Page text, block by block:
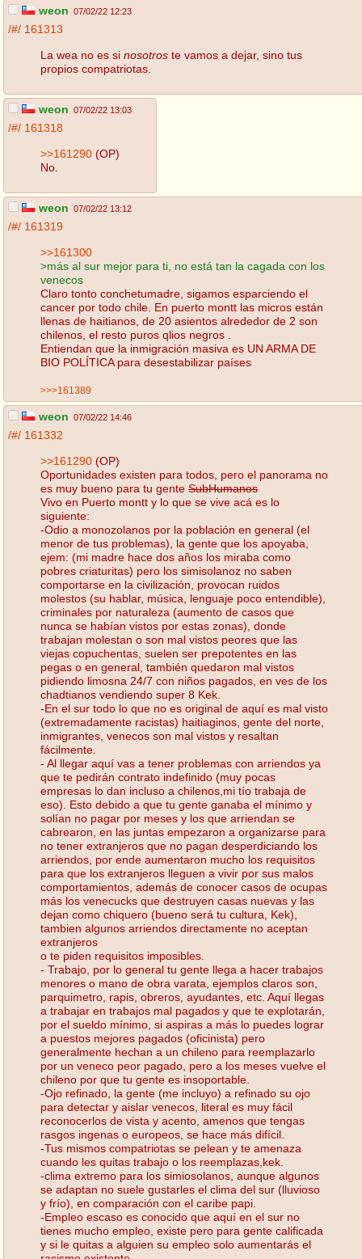
weon 07/02/22 12:23
/#/ 161313
La wea no es si nosotros te vamos a dejar, sino tus
propios compatriotas.
weon 07/02/22 13:03
/#/ 161318
>>161290 (OP)
No.
weon 07/02/22 13:12
/#/ 161319
>>161300
>más al sur mejor para ti, no está tan la cagada con los
venecos
Claro tonto conchetumadre, sigamos esparciendo el
cancer por todo chile. En puerto montt las micros están
llenas de haitianos, de 20 asientos alrededor de 2 son
chilenos, el resto puros qlios negros .
Entiendan que la inmigración masiva es UN ARMA DE
BIO POLÍTICA para desestabilizar países
>>>161389
weon 07/02/22 14:46
/#/ 161332
>>161290 (OP)
Oportunidades existen para todos, pero el panorama no
es muy bueno para tu gente SubHumanos
Vivo en Puerto montt y lo que se vive acá es lo
siguiente:
-Odio a monozolanos por la población en general (el
menor de tus problemas), la gente que los apoyaba,
ejem: (mi madre hace dos años los miraba como
pobres criaturitas) pero los simisolanoz no saben
comportarse en la civilización, provocan ruidos
molestos (su hablar, música, lenguaje poco entendible),
criminales por naturaleza (aumento de casos que
nunca se habían vistos por estas zonas), donde
trabajan molestan o son mal vistos peores que las
viejas copuchentas, suelen ser prepotentes en las
pegas o en general, también quedaron mal vistos
pidiendo limosna 24/7 con niños pagados, en ves de los
chadtianos vendiendo super 8 Kek.
-En el sur todo lo que no es original de aquí es mal visto
(extremadamente racistas) haitiaginos, gente del norte,
inmigrantes, venecos son mal vistos y resaltan
fácilmente.
- Al llegar aquí vas a tener problemas con arriendos ya
que te pedirán contrato indefinido (muy pocas
empresas lo dan incluso a chilenos,mi tío trabaja de
eso). Esto debido a que tu gente ganaba el mínimo y
solían no pagar por meses y los que arriendan se
cabrearon, en las juntas empezaron a organizarse para
no tener extranjeros que no pagan desperdiciando los
arriendos, por ende aumentaron mucho los requisitos
para que los extranjeros lleguen a vivir por sus malos
comportamientos, además de conocer casos de ocupas
más los venecucks que destruyen casas nuevas y las
dejan como chiquero (bueno será tu cultura, Kek),
tambien algunos arriendos directamente no aceptan
extranjeros
o te piden requisitos imposibles.
- Trabajo, por lo general tu gente llega a hacer trabajos
menores o mano de obra varata, ejemplos claros son,
parquimetro, rapis, obreros, ayudantes, etc. Aquí llegas
a trabajar en trabajos mal pagados y que te explotarán,
por el sueldo mínimo, si aspiras a más lo puedes lograr
a puestos mejores pagados (oficinista) pero
generalmente hechan a un chileno para reemplazarlo
por un veneco peor pagado, pero a los meses vuelve el
chileno por que tu gente es insoportable.
-Ojo refinado, la gente (me incluyo) a refinado su ojo
para detectar y aislar venecos, literal es muy fácil
reconocerlos de vista y acento, amenos que tengas
rasgos ingenas o europeos, se hace más difícil.
-Tus mismos compatriotas se pelean y te amenaza
cuando les quitas trabajo o los reemplazas,kek.
-clima extremo para los simiosolanos, aunque algunos
se adaptan no suele gustarles el clima del sur (lluvioso
y frío), en comparación con el caribe papi.
-Empleo escaso es conocido que aquí en el sur no
tienes mucho empleo, existe pero para gente calificada
y si le quitas a alguien su empleo solo aumentarás el